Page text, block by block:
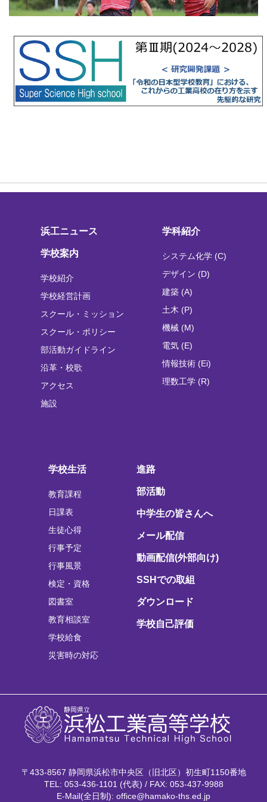
浜工ニュース
学校案内
学校紹介
学校経営計画
スクール・ミッション
スクール・ポリシー
部活動ガイドライン
沿革・校歌
アクセス
施設
学科紹介
システム化学 (C)
デザイン (D)
建築 (A)
土木 (P)
機械 (M)
電気 (E)
情報技術 (Ei)
理数工学 (R)
学校生活
教育課程
日課表
生徒心得
行事予定
行事風景
検定・資格
図書室
教育相談室
学校給食
災害時の対応
進路
部活動
中学生の皆さんへ
メール配信
動画配信(外部向け)
SSHでの取組
ダウンロード
学校自己評価
〒433-8567 静岡県浜松市中央区（旧北区）初生町1150番地
TEL: 053-436-1101 (代表) / FAX: 053-437-9988
E-Mail(全日制): office@hamako-ths.ed.jp